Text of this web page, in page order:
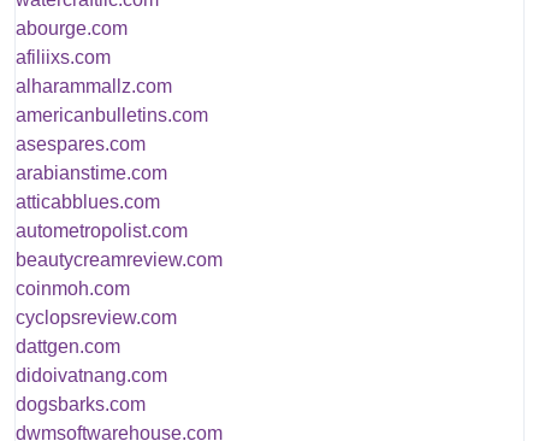
abourge.com
afiliixs.com
alharammallz.com
americanbulletins.com
asespares.com
arabianstime.com
atticabblues.com
autometropolist.com
beautycreamreview.com
coinmoh.com
cyclopsreview.com
dattgen.com
didoivatnang.com
dogsbarks.com
dwmsoftwarehouse.com